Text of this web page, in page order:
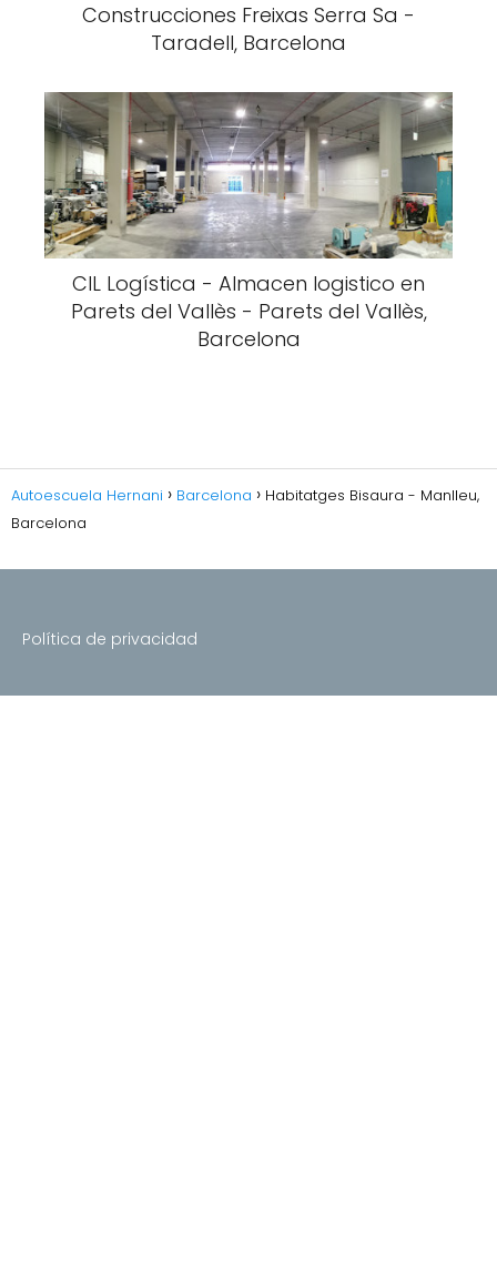
Construcciones Freixas Serra Sa -
Taradell, Barcelona
CIL Logística - Almacen logistico en
Parets del Vallès - Parets del Vallès,
Barcelona
Autoescuela Hernani Barcelona
Habitatges Bisaura - Manlleu,
Barcelona
Política de privacidad